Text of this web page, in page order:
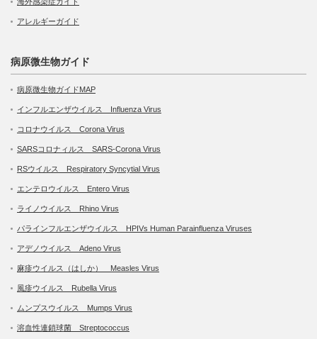
アレルギーガイド
病原微生物ガイド
病原微生物ガイドMAP
インフルエンザウイルス Influenza Virus
コロナウイルス Corona Virus
SARSコロナィルス SARS-Corona Virus
RSウイルス Respiratory Syncytial Virus
エンテロウイルス Entero Virus
ライノウイルス Rhino Virus
パラインフルエンザウイルス HPIVs Human Parainfluenza Viruses
アデノウイルス Adeno Virus
麻疹ウイルス（はしか） Measles Virus
風疹ウイルス Rubella Virus
ムンプスウイルス Mumps Virus
溶血性連鎖球菌 Streptococcus